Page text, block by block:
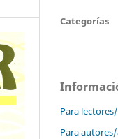
Categorías
Para
Para